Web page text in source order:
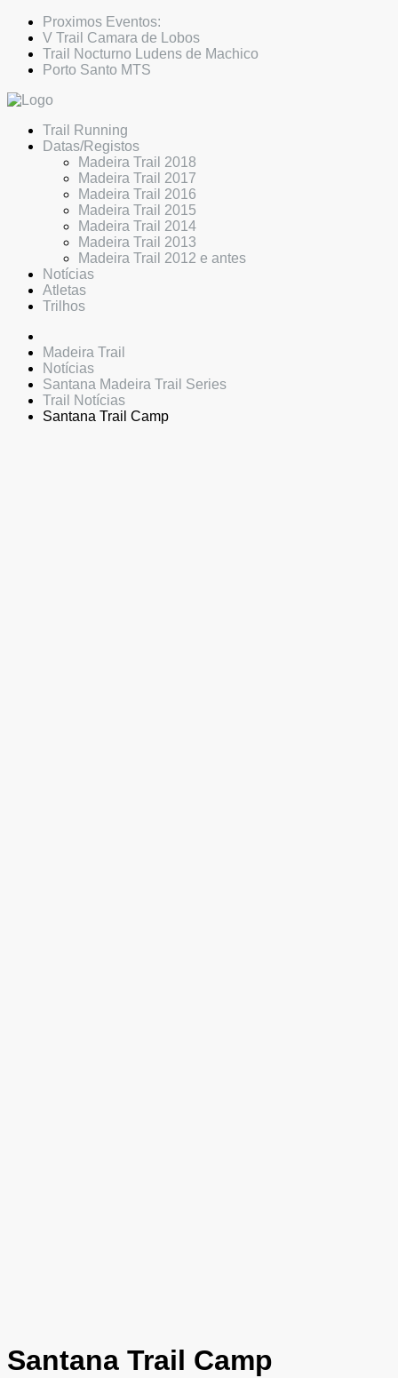
Proximos Eventos:
V Trail Camara de Lobos
Trail Nocturno Ludens de Machico
Porto Santo MTS
Trail Running
Datas/Registos
Madeira Trail 2018
Madeira Trail 2017
Madeira Trail 2016
Madeira Trail 2015
Madeira Trail 2014
Madeira Trail 2013
Madeira Trail 2012 e antes
Notícias
Atletas
Trilhos
Madeira Trail
Notícias
Santana Madeira Trail Series
Trail Notícias
Santana Trail Camp
Santana Trail Camp